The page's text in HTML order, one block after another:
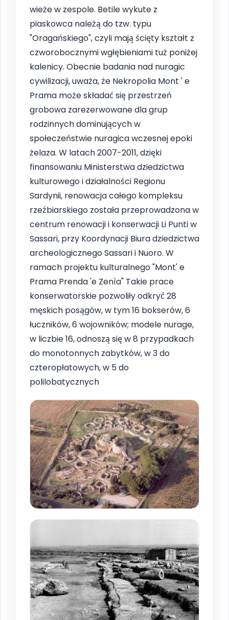
wieże w zespole. Betile wykute z
piaskowca należą do tzw. typu
"Oragańskiego", czyli mają ścięty kształt z
czworobocznymi wgłębieniami tuż poniżej
kalenicy. Obecnie badania nad nuragic
cywilizacji, uważa, że Nekropolia Mont ' e
Prama może składać się przestrzeń
grobowa zarezerwowane dla grup
rodzinnych dominujących w
społeczeństwie nuragica wczesnej epoki
żelaza. W latach 2007-2011, dzięki
finansowaniu Ministerstwa dziedzictwa
kulturowego i działalności Regionu
Sardynii, renowacja całego kompleksu
rzeźbiarskiego została przeprowadzona w
centrum renowacji i konserwacji Li Punti w
Sassari, przy Koordynacji Biura dziedzictwa
archeologicznego Sassari i Nuoro. W
ramach projektu kulturalnego "Mont' e
Prama Prenda 'e Zenìa" Takie prace
konserwatorskie pozwoliły odkryć 28
męskich posągów, w tym 16 bokserów, 6
łuczników, 6 wojowników; modele nurage,
w liczbie 16, odnoszą się w 8 przypadkach
do monotonnych zabytków, w 3 do
czteropłatowych, w 5 do
polilobatycznych